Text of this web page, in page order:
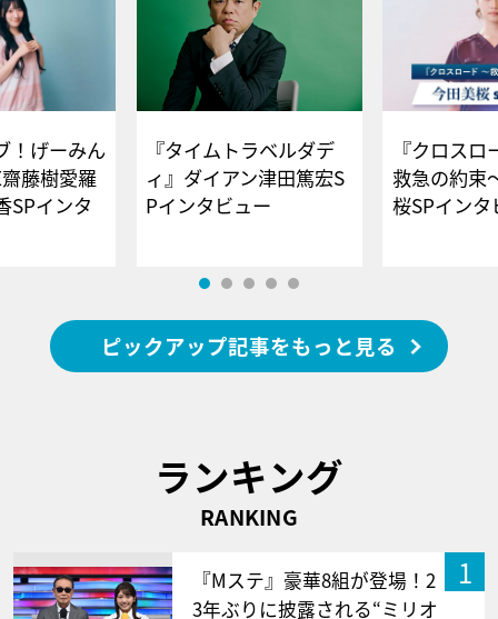
！げーみん
藤樹愛羅
SPインタ
『タイムトラベルダデ
ィ』ダイアン津田篤宏S
Pインタビュー
『クロス
救急の約束
桜SPイ
ピックアップ記事をもっと見る
ランキング
RANKING
1
『Mステ』豪華8組が登場！2
3年ぶりに披露される“ミリオ